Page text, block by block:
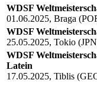
WDSF
01.06.2025, Braga
WDSF
25.05.2025, Tokio
WDSF
Latein
17.05.2025, Tiblis